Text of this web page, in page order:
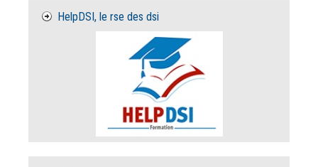
HelpDSI, le rse des dsi